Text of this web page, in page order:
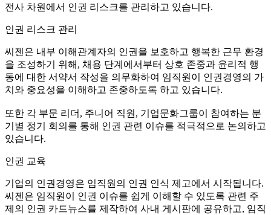
전사 차원에서 인권 리스크를 관리하고 있습니다.
인권 리스크 관리
씨젠은 내부 이해관계자의 인권을 보호하고 행복한 근무 환경
을 조성하기 위해, 채용 단계에서부터 상호 존중과 윤리적 행
동에 대한 서약서 작성을 의무화하여 임직원이 인권경영의 가
치와 중요성을 이해하고 존중하도록 하고 있습니다.
또한 각 부문 리더, 주니어 직원, 기업문화그룹이 참여하는 분
기별 정기 회의를 통해 인권 관련 이슈를 적극적으로 논의하고
있습니다.
인권 교육
기업의 인권경영은 임직원의 인권 인식 제고에서 시작됩니다.
씨젠은 임직원이 인권 이슈를 쉽게 이해할 수 있도록 관련 주
제의 인권 카드뉴스를 제작하여 사내 게시판에 공유하고, 임직